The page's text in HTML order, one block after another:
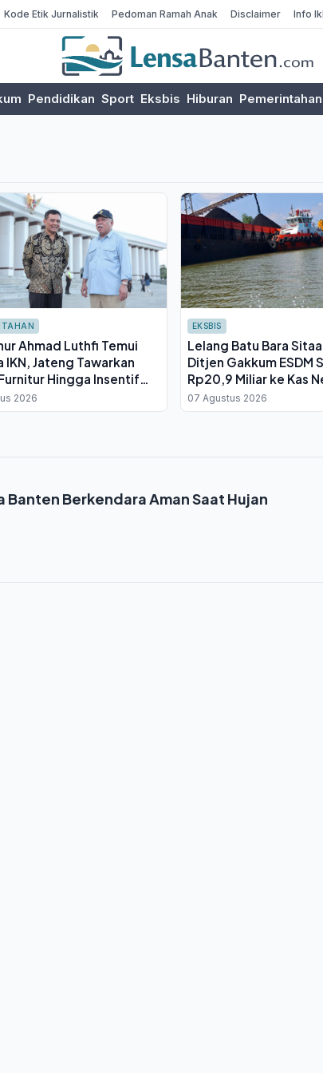
Kode Etik Jurnalistik Pedoman Ramah Anak Disclaimer Info
Pendidikan Sport Eksbis Hiburan Pemerintahan
Ahmad Luthfi Temui
Jateng Tawarkan
Hingga Insentif
2026
EKSBIS
Lelang Batu Bara
Ditjen Gakkum ESDM
Rp20,9 Miliar ke Kas
07 Agustus 2026
Banten Berkendara Aman Saat Hujan